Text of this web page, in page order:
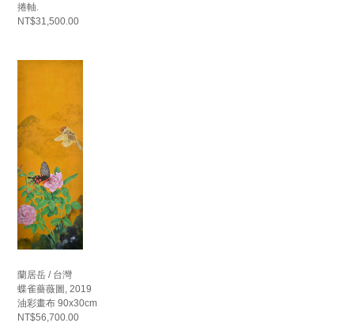
捲軸.
NT$31,500.00
蘭居岳 / 台灣
蝶雀薔薇圖, 2019
油彩畫布 90x30cm
NT$56,700.00